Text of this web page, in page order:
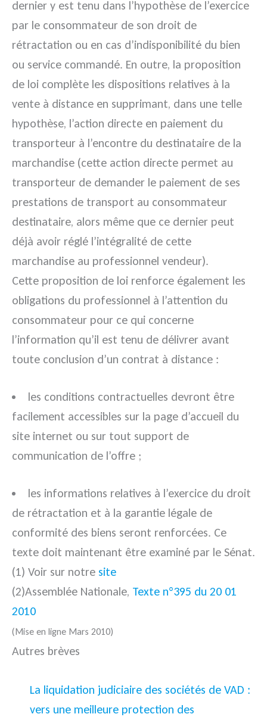
dernier y est tenu dans l’hypothèse de l’exercice
par le consommateur de son droit de
rétractation ou en cas d’indisponibilité du bien
ou service commandé. En outre, la proposition
de loi complète les dispositions relatives à la
vente à distance en supprimant, dans une telle
hypothèse, l’action directe en paiement du
transporteur à l’encontre du destinataire de la
marchandise (cette action directe permet au
transporteur de demander le paiement de ses
prestations de transport au consommateur
destinataire, alors même que ce dernier peut
déjà avoir réglé l’intégralité de cette
marchandise au professionnel vendeur).
Cette proposition de loi renforce également les
obligations du professionnel à l’attention du
consommateur pour ce qui concerne
l’information qu’il est tenu de délivrer avant
toute conclusion d’un contrat à distance :
les conditions contractuelles devront être
facilement accessibles sur la page d’accueil du
site internet ou sur tout support de
communication de l’offre ;
les informations relatives à l’exercice du droit
de rétractation et à la garantie légale de
conformité des biens seront renforcées. Ce
texte doit maintenant être examiné par le Sénat.
(1) Voir sur notre site
(2)Assemblée Nationale, Texte n°395 du 20 01
2010
(Mise en ligne Mars 2010)
Autres brèves
La liquidation judiciaire des sociétés de VAD :
vers une meilleure protection des